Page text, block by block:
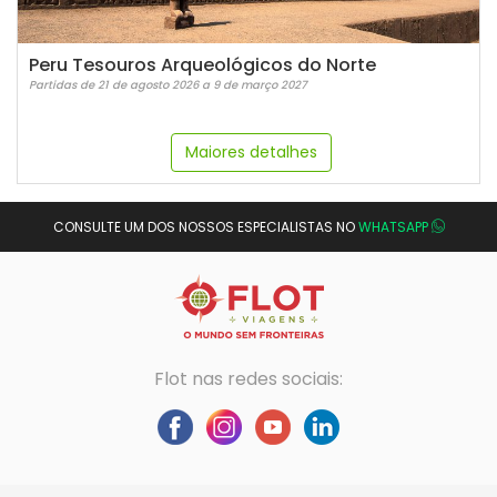
Peru Tesouros Arqueológicos do Norte
Partidas de 21 de agosto 2026 a 9 de março 2027
Maiores detalhes
CONSULTE UM DOS NOSSOS ESPECIALISTAS NOWHATSAPP
Flot nas redes sociais: